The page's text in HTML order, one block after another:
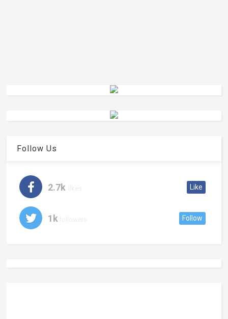
Follow Us
2.7k Like
1k Follow